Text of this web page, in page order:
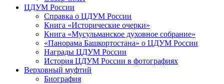
ЦДУМ России
Справка о ЦДУМ России
Книга «Исторические очерки»
Книга «Мусульманское духовное собрание»
«Панорама Башкортостана» о ЦДУМ России
Награды ЦДУМ России
История ЦДУМ России в фотографиях
Верховный муфтий
Биография